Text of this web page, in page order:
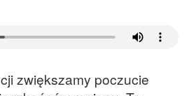
zwiększamy poczucie